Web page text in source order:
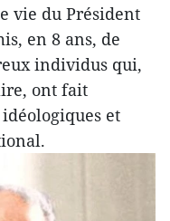
vie du Président
en 8 ans, de
individus qui,
ont fait
et